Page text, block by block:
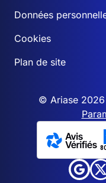
Données
Cookies
Plan de site
© Ariase